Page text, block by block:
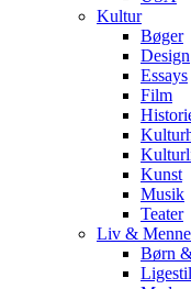
Kultur
Bøger
Design
Essays
Film
Kunst
Musik
Teater
Liv &
Børn